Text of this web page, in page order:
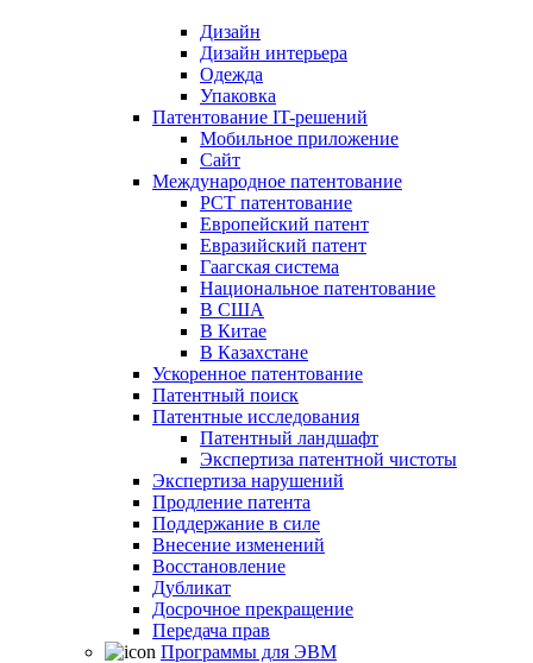
Дизайн
Дизайн интерьера
Одежда
Упаковка
Патентование IT-решений
Мобильное приложение
Сайт
Международное патентование
PCT патентование
Европейский патент
Евразийский патент
Гаагская система
Национальное патентование
В США
В Китае
В Казахстане
Ускоренное патентование
Патентный поиск
Патентные исследования
Патентный ландшафт
Экспертиза патентной чистоты
Экспертиза нарушений
Продление патента
Поддержание в силе
Внесение изменений
Восстановление
Дубликат
Досрочное прекращение
Передача прав
Программы для ЭВМ